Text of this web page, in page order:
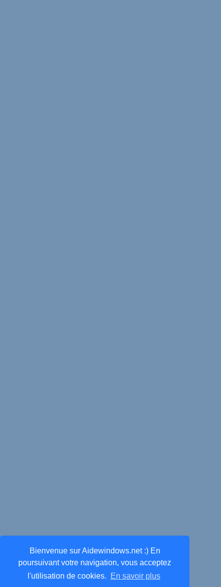
Bienvenue sur Aidewindows.net :) En
poursuivant votre navigation, vous acceptez
l'utilisation de cookies.
En savoir plus